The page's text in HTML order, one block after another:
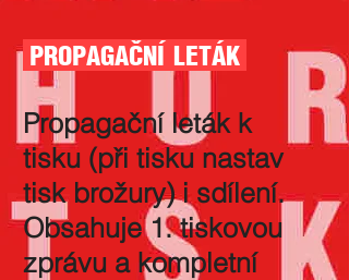
PROPAGAČNÍ LETÁK
Propagační leták k
tisku (při tisku nastav
tisk brožury) i sdílení.
Obsahuje 1. tiskovou
zprávu a kompletní